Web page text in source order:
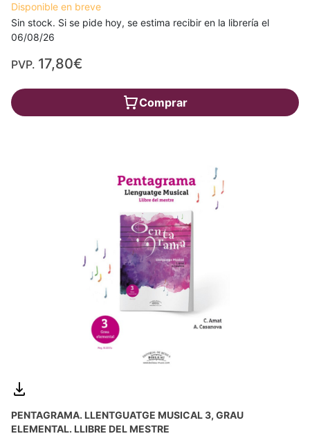
Disponible en breve
Sin stock. Si se pide hoy, se estima recibir en la librería el
06/08/26
PVP. 17,80€
Comprar
PENTAGRAMA. LLENTGUATGE MUSICAL 3, GRAU
ELEMENTAL. LLIBRE DEL MESTRE